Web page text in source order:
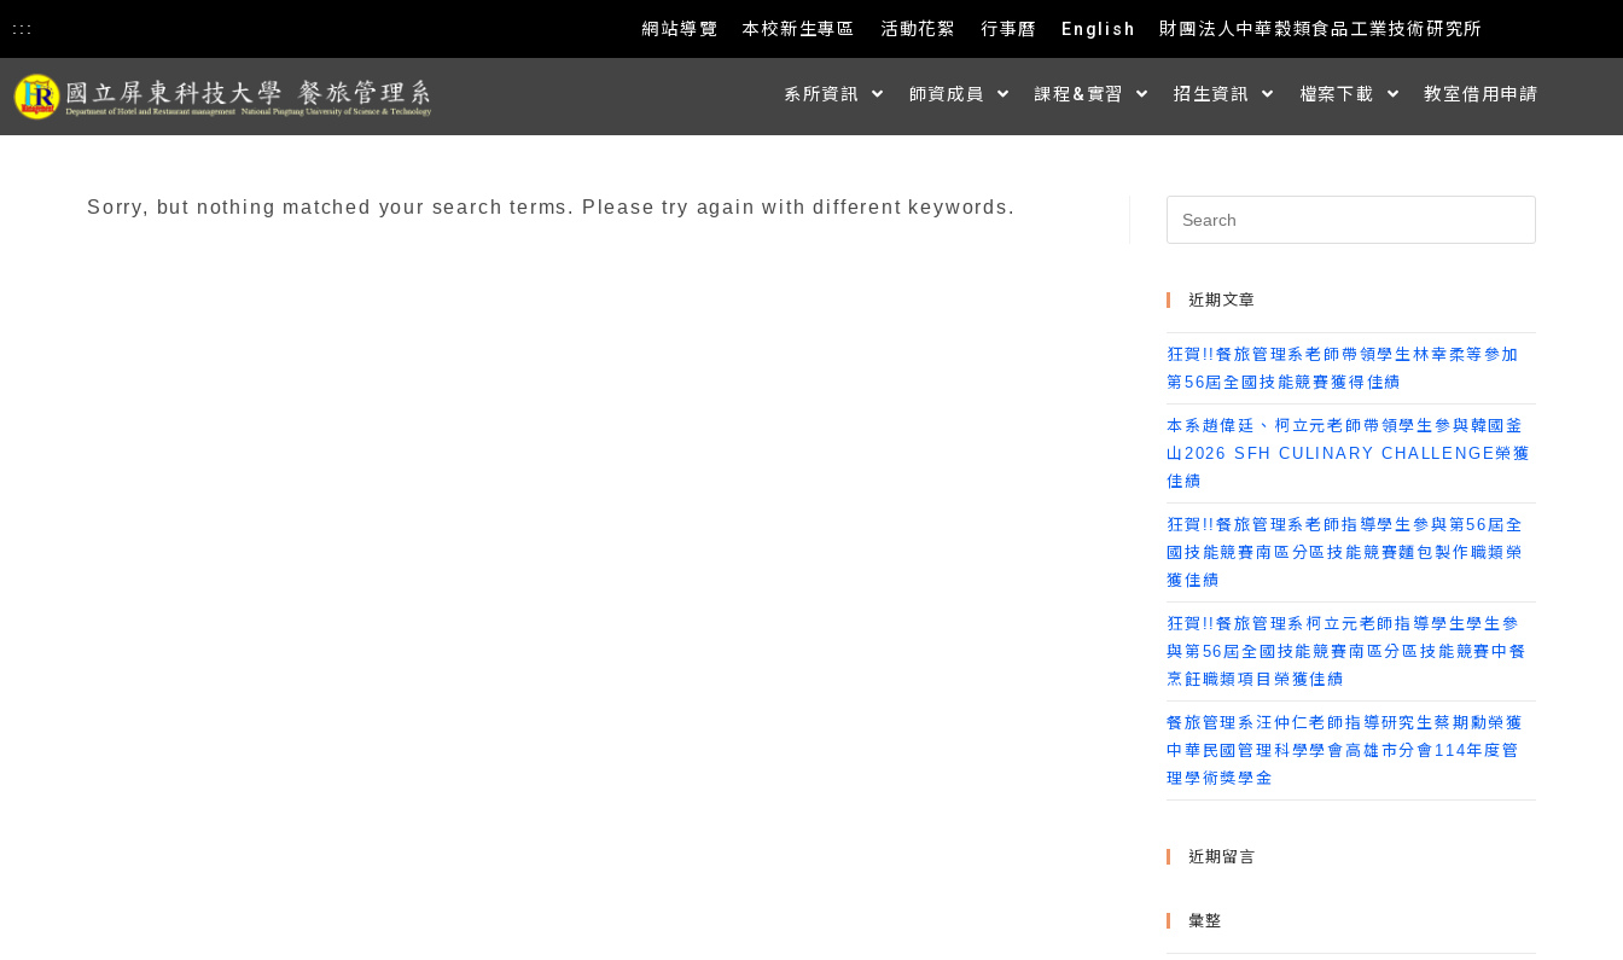
::: 網站導覽 本校新生專區 活動花絮 行事曆 English 財團法人中華穀類食品工業技術研究所
系所資訊 師資成員 課程&實習 招生資訊 檔案下載 教室借用申請
Sorry, but nothing matched your search terms. Please try again with different keywords.
近期文章
狂賀!!餐旅管理系老師帶領學生林幸柔等參加
第56屆全國技能競賽獲得佳績
本系趙偉廷、柯立元老師帶領學生參與韓國釜
山2026 SFH CULINARY CHALLENGE榮獲
佳績
狂賀!!餐旅管理系老師指導學生參與第56屆全
國技能競賽南區分區技能競賽麵包製作職類榮
獲佳績
狂賀!!餐旅管理系柯立元老師指導學生學生參
與第56屆全國技能競賽南區分區技能競賽中餐
烹飪職類項目榮獲佳績
餐旅管理系汪仲仁老師指導研究生蔡期勳榮獲
中華民國管理科學學會高雄市分會114年度管
理學術獎學金
近期留言
彙整